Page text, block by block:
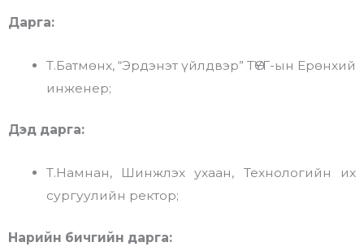
Дарга:
Т.Батмөнх, “Эрдэнэт үйлдвэр” ТӨҮГ-ын Ерөнхий
инженер;
Дэд дарга:
Т.Намнан, Шинжлэх ухаан, Технологийн их
сургуулийн ректор;
Нарийн бичгийн дарга: